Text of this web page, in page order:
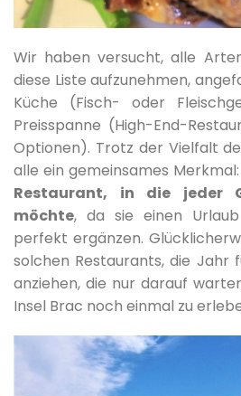
Wir haben versucht, alle
diese Liste aufzunehmen,
Küche (Fisch- oder
Preisspanne (High-End-
Optionen). Trotz der Vielfalt
alle ein gemeinsames Merkmal:
Restaurant, in die jeder
möchte, da sie einen
perfekt ergänzen.
solchen Restaurants, die Jahr
anziehen, die nur darauf
Insel Brac noch einmal zu